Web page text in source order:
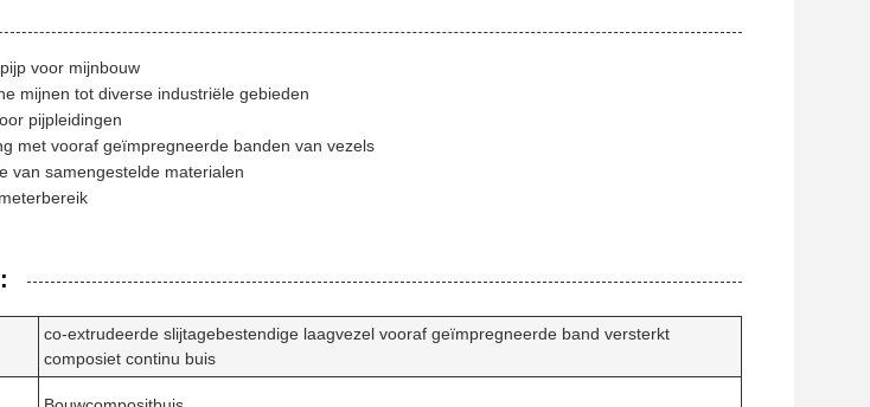
voor mijnbouw
mijnen tot diverse industriële gebieden
pijpleidingen
met vooraf geïmpregneerde banden van vezels
van samengestelde materialen
co-extrudeerde slijtagebestendige laagvezel vooraf geïmpregneerde band versterkt
composiet continu buis